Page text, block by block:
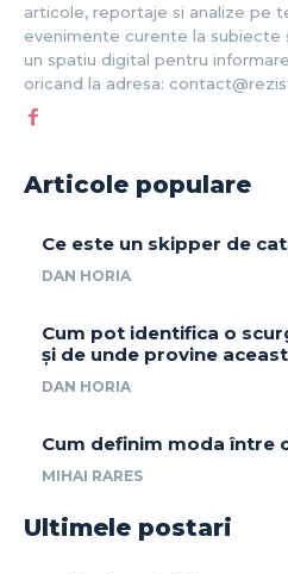
articole, reportaje si analize pe
evenimente curente la subiecte
un spatiu digital pentru
oricand la adresa:
Articole populare
Ce este un skipper de
DAN HORIA
Cum pot identifica o
și de unde provine
DAN HORIA
Cum definim moda între
MIHAI RARES
Ultimele postari